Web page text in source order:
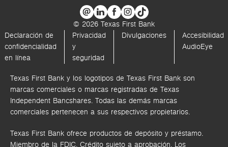
© 2026 Texas First Bank
Declaración de
confidencialidad
en línea
Privacidad
y
seguridad
Divulgaciones
Accesibilidad
AudioEye
Texas First Bank y los logotipos de Texas First Bank son
marcas comerciales o marcas registradas de Texas
Independent Bancshares. Todas las demás marcas
comerciales pertenecen a sus respectivos propietarios.
Texas First Bank ofrece productos de depósito y préstamo.
Miembro de la FDIC. Crédito sujeto a aprobación. Los